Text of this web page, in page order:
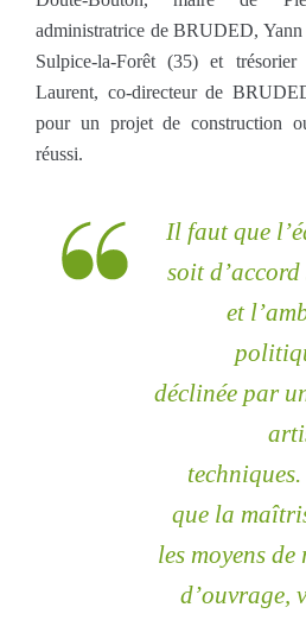
administratrice de BRUDED,
Sulpice-la-Forêt (35) et
Laurent, co-directeur de
pour un projet de construction
réussi.
Il faut que
soit
et
déclinée par
techniques.
que la
les moyens
d’ouvrage,